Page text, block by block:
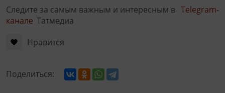
Следите за самым важным и интересным в Telegram-
канале Татмедиа
Нравится
Поделиться: